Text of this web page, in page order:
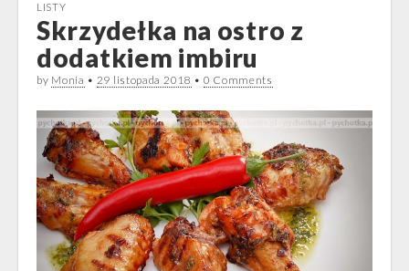
LISTY
Skrzydełka na ostro z
dodatkiem imbiru
by Monia • 29 listopada 2018 • 0 Comments